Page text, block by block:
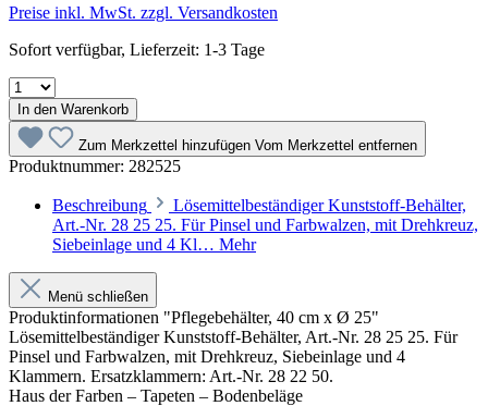
Preise inkl. MwSt. zzgl. Versandkosten
Sofort verfügbar, Lieferzeit: 1-3 Tage
In den Warenkorb
Zum Merkzettel hinzufügen Vom Merkzettel entfernen
Produktnummer: 282525
Beschreibung
Lösemittelbeständiger Kunststoff-Behälter,
Art.-Nr. 28 25 25. Für Pinsel und Farbwalzen, mit Drehkreuz,
Siebeinlage und 4 Kl… Mehr
Menü schließen
Produktinformationen "Pflegebehälter, 40 cm x Ø 25"
Lösemittelbeständiger Kunststoff-Behälter, Art.-Nr. 28 25 25. Für
Pinsel und Farbwalzen, mit Drehkreuz, Siebeinlage und 4
Klammern. Ersatzklammern: Art.-Nr. 28 22 50.
Haus der Farben – Tapeten – Bodenbeläge